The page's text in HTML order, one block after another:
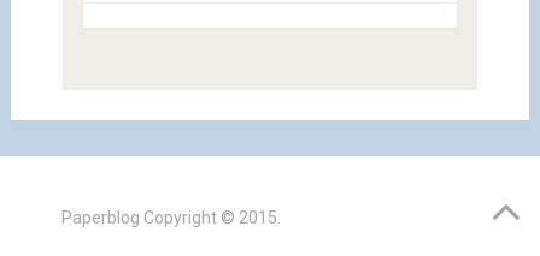
Paperblog Copyright © 2015.